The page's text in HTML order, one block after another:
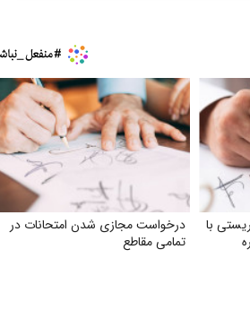
با
درخواست مجازی شدن امتحانات در
تمامی مقاطع